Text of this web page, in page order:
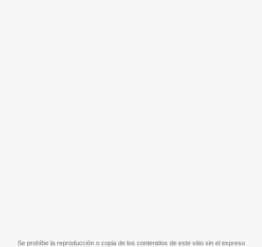
Se prohíbe la reproducción o copia de los contenidos de este sitio sin el expreso